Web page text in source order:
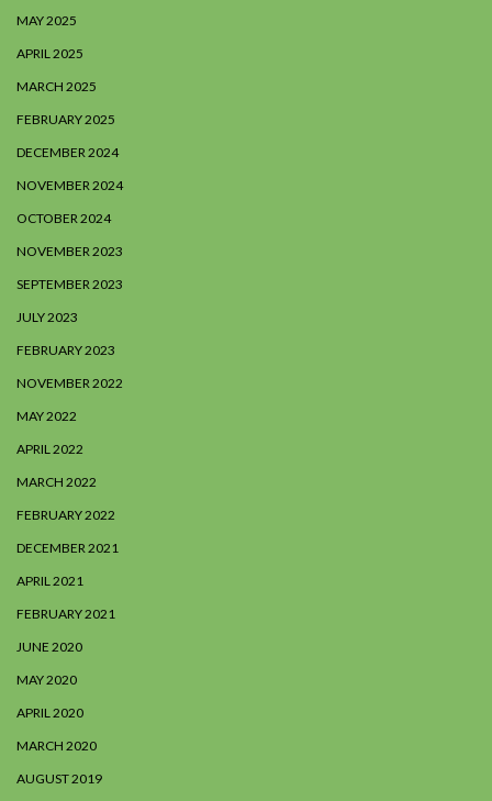
MAY 2025
APRIL 2025
MARCH 2025
FEBRUARY 2025
DECEMBER 2024
NOVEMBER 2024
OCTOBER 2024
NOVEMBER 2023
SEPTEMBER 2023
JULY 2023
FEBRUARY 2023
NOVEMBER 2022
MAY 2022
APRIL 2022
MARCH 2022
FEBRUARY 2022
DECEMBER 2021
APRIL 2021
FEBRUARY 2021
JUNE 2020
MAY 2020
APRIL 2020
MARCH 2020
AUGUST 2019